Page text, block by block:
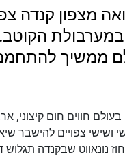
ממשיך
חווים חום קיצוני,
נונאווט שבקנדה תגלוש